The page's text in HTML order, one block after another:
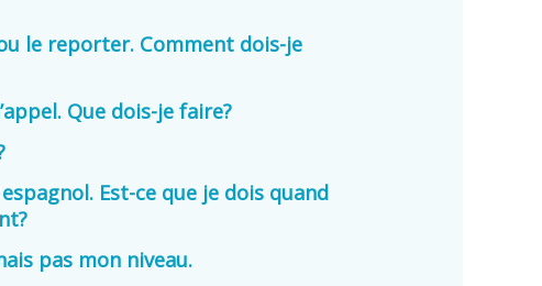
le reporter. Comment dois-je
Que dois-je faire?
Est-ce que je dois quand
pas mon niveau.